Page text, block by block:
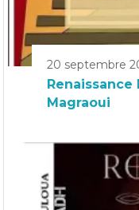
20 septembre
Renaissance
Magraoui